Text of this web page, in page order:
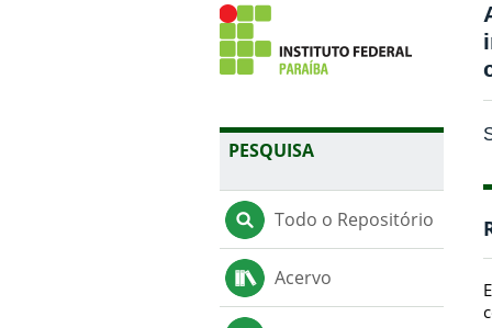
PESQUISA
Todo o Repositório
Acervo